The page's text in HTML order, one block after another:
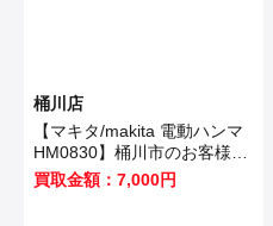
桶川店
【マキタ/makita 電動ハンマ
HM0830】桶川市のお客様か
ら買取いたしました！
買取金額：7,000円